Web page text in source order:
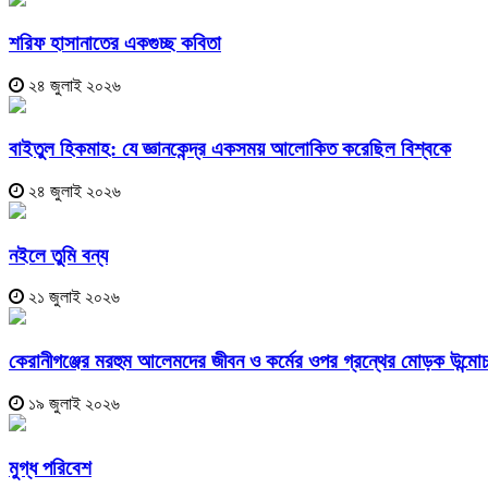
শরিফ হাসানাতের একগুচ্ছ কবিতা
২৪ জুলাই ২০২৬
বাইতুল হিকমাহ: যে জ্ঞানকেন্দ্র একসময় আলোকিত করেছিল বিশ্বকে
২৪ জুলাই ২০২৬
নইলে তুমি বন্য
২১ জুলাই ২০২৬
কেরানীগঞ্জের মরহুম আলেমদের জীবন ও কর্মের ওপর গ্রন্থের মোড়ক
১৯ জুলাই ২০২৬
মুগ্ধ পরিবেশ